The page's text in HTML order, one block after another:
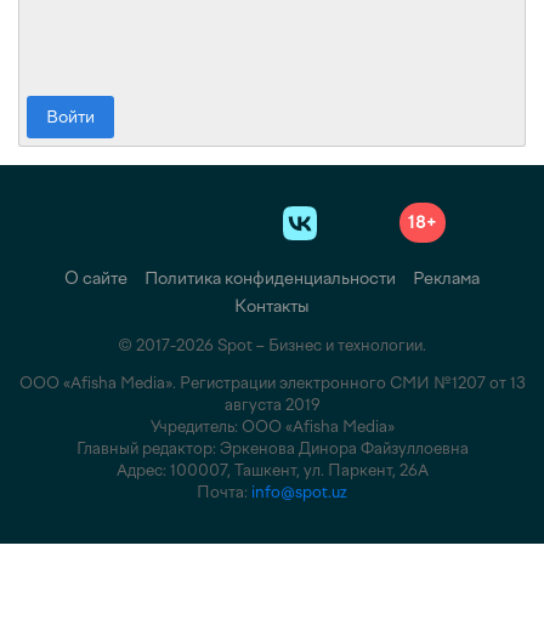
Войти
18+
О сайте Политика конфиденциальности
Реклама
Контакты
© 2017-2026 Spot – Бизнес и технологии.
ООО «Afisha Media». Регистрации электронного СМИ №1207 от 13
августа 2019
Учредитель: ООО «Afisha Media»
Главный редактор: Эркенова Динора Файзуллоевна
Адрес: 100007, Ташкент, ул. Паркент, 26А
Почта: info@spot.uz